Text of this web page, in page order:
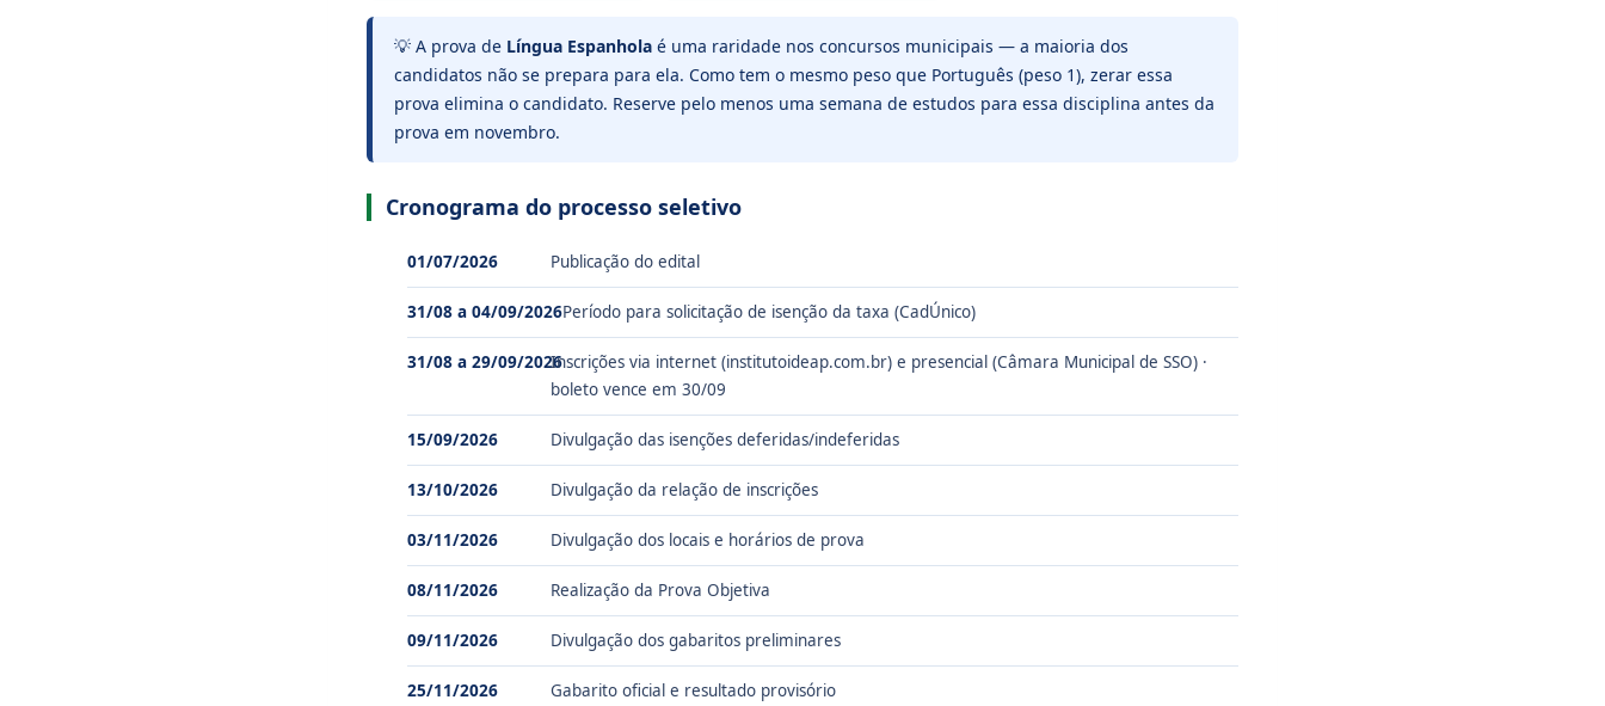
💡 A prova de Língua Espanhola é uma raridade nos concursos municipais — a maioria dos
candidatos não se prepara para ela. Como tem o mesmo peso que Português (peso 1), zerar essa
prova elimina o candidato. Reserve pelo menos uma semana de estudos para essa disciplina antes da
prova em novembro.
Cronograma do processo seletivo
01/07/2026 Publicação do edital
31/08 a 04/09/2026Período para solicitação de isenção da taxa (CadÚnico)
31/08 a 29/09/2026Inscrições via internet (institutoideap.com.br) e presencial (Câmara Municipal de SSO) ·
boleto vence em 30/09
15/09/2026 Divulgação das isenções deferidas/indeferidas
13/10/2026 Divulgação da relação de inscrições
03/11/2026 Divulgação dos locais e horários de prova
08/11/2026 Realização da Prova Objetiva
09/11/2026 Divulgação dos gabaritos preliminares
25/11/2026 Gabarito oficial e resultado provisório